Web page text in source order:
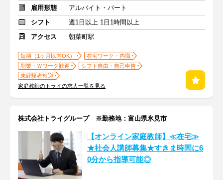
雇用形態
アルバイト・パート
シフト
週1日以上 1日1時間以上
アクセス
朝菜町駅
短期（1ヶ月以内OK）
在宅ワーク・内職
副業・Ｗワーク歓迎
シフト自由・自己申告
未経験者歓迎
家庭教師のトライの求人一覧を見る
株式会社トライグループ ※勤務地：富山県氷見市
【オンライン家庭教師】≪在宅≫
★社会人講師募集★すきま時間に6
0分から指導可能◎